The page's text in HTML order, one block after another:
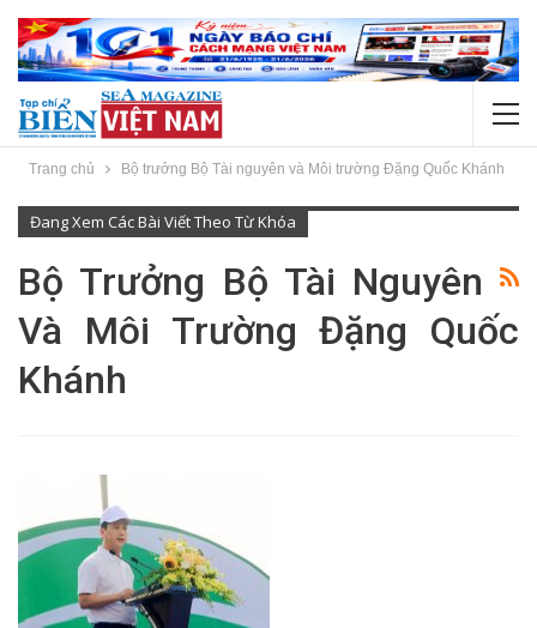
Trang chủ Bộ trưởng Bộ Tài nguyên và Môi trường Đặng Quốc Khánh
Đang Xem Các Bài Viết Theo Từ Khóa
Bộ Trưởng Bộ Tài Nguyên
Và Môi Trường Đặng Quốc
Khánh